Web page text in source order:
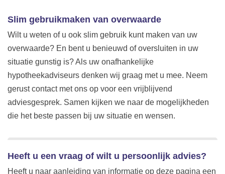
Slim gebruikmaken van overwaarde
Wilt u weten of u ook slim gebruik kunt maken van uw
overwaarde? En bent u benieuwd of oversluiten in uw
situatie gunstig is? Als uw onafhankelijke
hypotheekadviseurs denken wij graag met u mee. Neem
gerust contact met ons op voor een vrijblijvend
adviesgesprek. Samen kijken we naar de mogelijkheden
die het beste passen bij uw situatie en wensen.
Heeft u een vraag of wilt u persoonlijk advies?
Heeft u naar aanleiding van informatie op deze pagina een